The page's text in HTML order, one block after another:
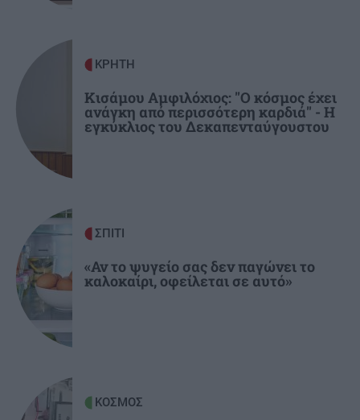
Οικονομόπουλος: Τραγούδησε φορώντας
Τιμήθηκε ο Περιφερειάρχης Κρήτης από την
Παγκρητική Ομοσπονδία Ευρώπης
ΠΟΛΙΤΙΣΜΟΣ
Εσπερίδα μνήμης και ιστορικής ενημέρωσης
στα Ανώγεια
ΕΠΙΣΤΗΜΗ
Πώς οι επιστήμονες προσπαθούν να
δημιουργήσουν σοκολάτα που δεν λιώνει στη
ζέστη
ΚΡΗΤΗ
Κισάμου Αμφιλόχιος: "Ο κόσμος έχει
ανάγκη από περισσότερη καρδιά" - Η
εγκύκλιος του Δεκαπενταύγουστου
ΣΠΙΤΙ
«Αν το ψυγείο σας δεν παγώνει το
καλοκαίρι, οφείλεται σε αυτό»
ΚΟΣΜΟΣ